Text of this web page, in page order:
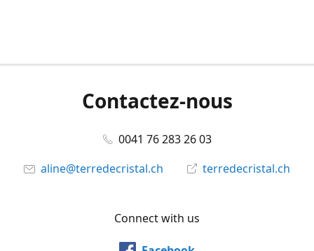
Contactez-nous
0041 76 283 26 03
aline@terredecristal.ch
terredecristal.ch
Connect with us